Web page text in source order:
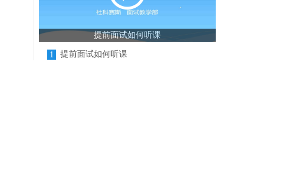
提前面试如何听课
1 提前面试如何听课